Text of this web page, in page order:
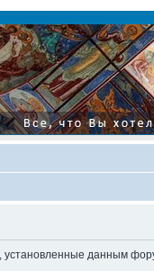
установленные данным